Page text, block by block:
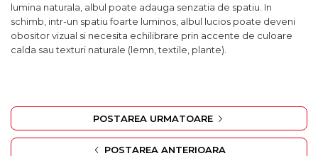
lumina naturala, albul poate adauga senzatia de spatiu. In
schimb, intr-un spatiu foarte luminos, albul lucios poate deveni
obositor vizual si necesita echilibrare prin accente de culoare
calda sau texturi naturale (lemn, textile, plante).
POSTAREA URMATOARE
POSTAREA ANTERIOARA